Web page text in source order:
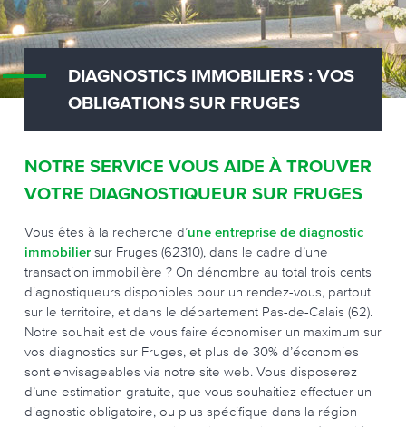
DIAGNOSTICS IMMOBILIERS : VOS
OBLIGATIONS SUR FRUGES
NOTRE SERVICE VOUS AIDE À TROUVER
VOTRE DIAGNOSTIQUEUR SUR FRUGES
Vous êtes à la recherche d’une entreprise de diagnostic
immobilier sur Fruges (62310), dans le cadre d’une
transaction immobilière ? On dénombre au total trois cents
diagnostiqueurs disponibles pour un rendez-vous, partout
sur le territoire, et dans le département Pas-de-Calais (62).
Notre souhait est de vous faire économiser un maximum sur
vos diagnostics sur Fruges, et plus de 30% d’économies
sont envisageables via notre site web. Vous disposerez
d’une estimation gratuite, que vous souhaitiez effectuer un
diagnostic obligatoire, ou plus spécifique dans la région